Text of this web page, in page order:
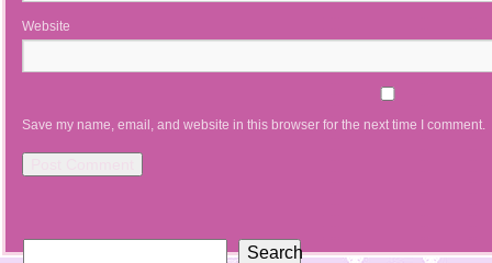
Website
Save my name, email, and website in this browser for the next time I comment.
Search